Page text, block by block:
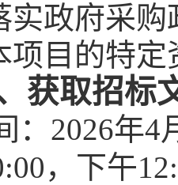
实政府采
项目的特
获取招标
： 2026年4
，下午